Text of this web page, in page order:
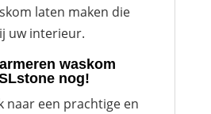
laten maken die
uw interieur.
waskom
nog!
naar een prachtige en